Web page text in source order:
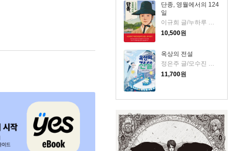
단종, 영월에서의 124
일
10,500원
옥상의 전설
정은주 글/모수진 그림
11,700원